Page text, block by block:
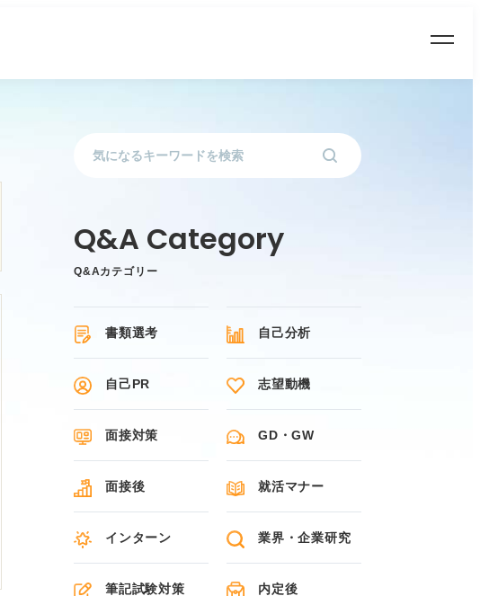
Q&Aカテゴリー
書類選考 自己分析
自己PR 志望動機
面接対策 GD・GW
面接後 就活マナー
インターン 業界・企業研究
筆記試験対策 内定後